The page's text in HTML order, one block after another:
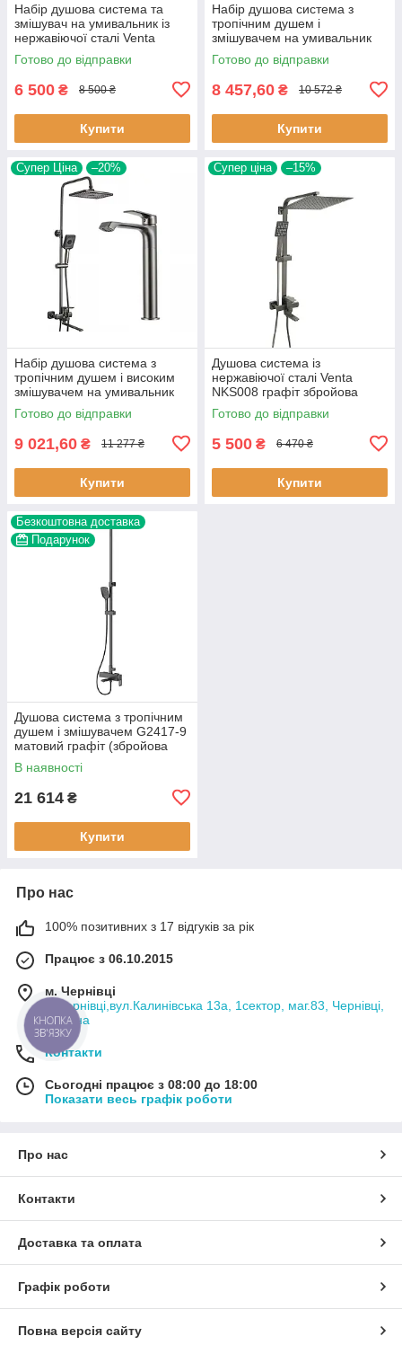
Набір душова система та
змішувач на умивальник із
нержавіючої сталі Venta
NKS008-9 графіт
Готово до відправки
6 500 ₴ 8 500 ₴
Купити
Набір душова система з
тропічним душем і
змішувачем на умивальник
Frap F2471-9-10 матовий
графіт
Готово до відправки
8 457,60 ₴ 10 572 ₴
Купити
Супер Ціна –20%
Набір душова система з
тропічним душем і високим
змішувачем на умивальник
Frap F2471-9-12 матовий
графіт
Готово до відправки
9 021,60 ₴ 11 277 ₴
Купити
Супер ціна –15%
Душова система із
нержавіючої сталі Venta
NKS008 графіт збройова
сталь
Готово до відправки
5 500 ₴ 6 470 ₴
Купити
Безкоштовна доставка
Подарунок
Душова система з тропічним
душем і змішувачем G2417-9
матовий графіт (збройова
сталь)
В наявності
21 614 ₴
Купити
Про нас
100% позитивних з 17 відгуків за рік
Працює з 06.10.2015
м. Чернівці
м.Чернівці,вул.Калинівська 13а, 1сектор, маг.83, Чернівці,
Україна
Контакти
Сьогодні працює з 08:00 до 18:00
Показати весь графік роботи
Про нас
Контакти
Доставка та оплата
Графік роботи
Повна версія сайту
КНОПКА
ЗВ'ЯЗКУ